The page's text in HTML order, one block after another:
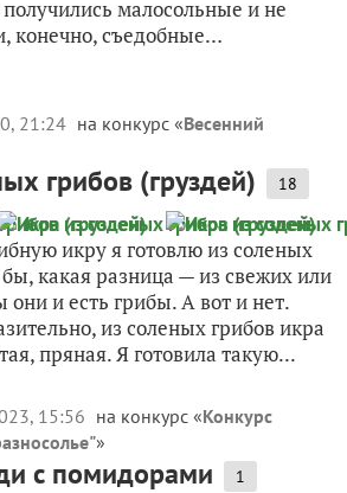
малосольные и не
конечно, съедобные…
21:24 на конкурс «Весенний
грибов (груздей) 18
икру я готовлю из соленых
бы, какая разница — из свежих или
они и есть грибы. А вот и нет.
из соленых грибов икра
пряная. Я готовила такую...
15:56 на конкурс «Конкурс
»
с помидорами 1